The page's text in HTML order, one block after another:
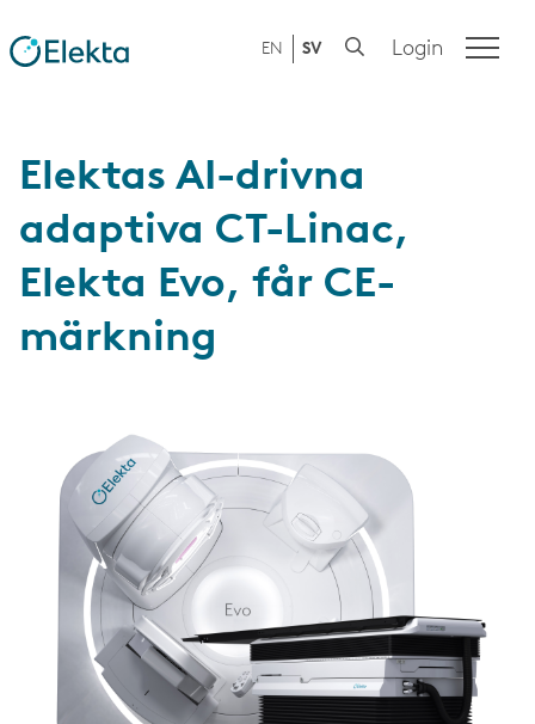
EN SV Login
Elektas AI-drivna
adaptiva CT-Linac,
Elekta Evo, får CE-
märkning